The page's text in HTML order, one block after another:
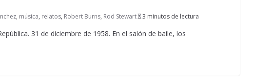
, música, relatos, Robert Burns, Rod Stewart 3 minutos de lectura
31 de diciembre de 1958. En el salón de baile, los